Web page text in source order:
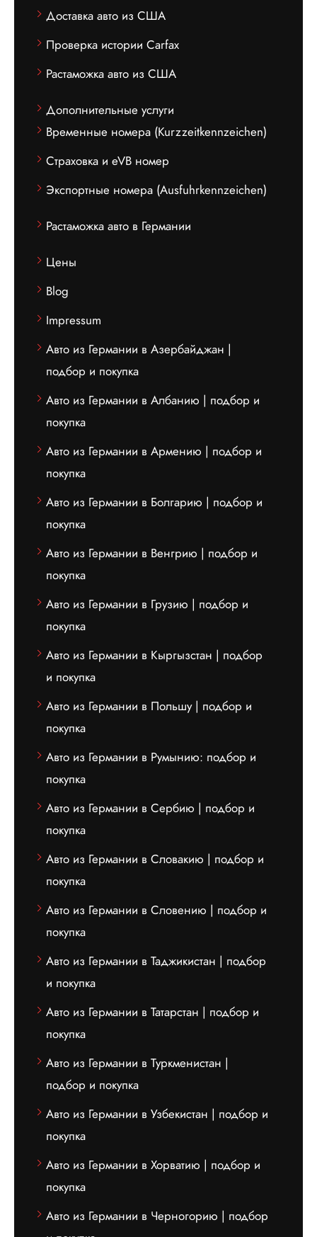
Доставка авто из США
Проверка истории Carfax
Растаможка авто из США
Дополнительные услуги
Временные номера (Kurzzeitkennzeichen)
Страховка и eVB номер
Экспортные номера (Ausfuhrkennzeichen)
Растаможка авто в Германии
Цены
Blog
Impressum
Авто из Германии в Азербайджан |
подбор и покупка
Авто из Германии в Албанию | подбор и
покупка
Авто из Германии в Армению | подбор и
покупка
Авто из Германии в Болгарию | подбор и
покупка
Авто из Германии в Венгрию | подбор и
покупка
Авто из Германии в Грузию | подбор и
покупка
Авто из Германии в Кыргызстан | подбор
и покупка
Авто из Германии в Польшу | подбор и
покупка
Авто из Германии в Румынию: подбор и
покупка
Авто из Германии в Сербию | подбор и
покупка
Авто из Германии в Словакию | подбор и
покупка
Авто из Германии в Словению | подбор и
покупка
Авто из Германии в Таджикистан | подбор
и покупка
Авто из Германии в Татарстан | подбор и
покупка
Авто из Германии в Туркменистан |
подбор и покупка
Авто из Германии в Узбекистан | подбор и
покупка
Авто из Германии в Хорватию | подбор и
покупка
Авто из Германии в Черногорию | подбор